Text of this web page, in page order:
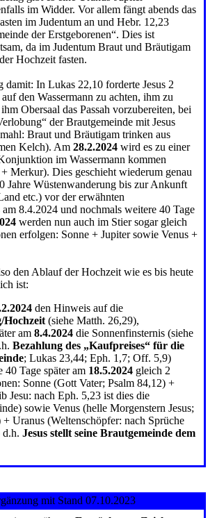
im Widder. Vor allem fängt abends das
im Judentum an und Hebr. 12,23
der Erstgeborenen“. Dies ist
da im Judentum Braut und Bräutigam
Hochzeit fasten.
damit: In Lukas 22,10 forderte Jesus 2
den Wassermann zu achten, ihm zu
Obersaal das Passah vorzubereiten, bei
der Brautgemeinde mit Jesus
Braut und Bräutigam trinken aus
Kelch). Am 28.2.2024 wird es zu einer
im Wassermann kommen
Merkur). Dies geschieht wiederum genau
Jahre Wüstenwanderung bis zur Ankunft
etc.) vor der erwähnten
8.4.2024 und nochmals weitere 40 Tage
werden nun auch im Stier sogar gleich
erfolgen: Sonne + Jupiter sowie Venus +
den Ablauf der Hochzeit wie es bis heute
ist:
den Hinweis auf die
Hochzeit (siehe Matth. 26,29),
am 8.4.2024 die Sonnenfinsternis (siehe
Bezahlung des „Kaufpreises“ für die
; Lukas 23,44; Eph. 1,7; Off. 5,9)
40 Tage später am 18.5.2024 gleich 2
Sonne (Gott Vater; Psalm 84,12) +
Jesu: nach Eph. 5,23 ist dies die
sowie Venus (helle Morgenstern Jesus;
Uranus (Weltenschöpfer: nach Sprüche
d.h. Jesus stellt seine Brautgemeinde dem
mit Stand 07.10.2023